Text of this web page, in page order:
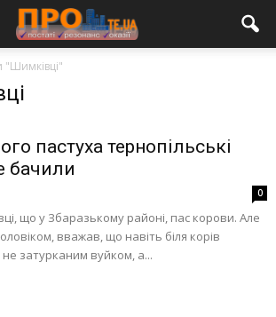
"Шимківці"
пастуха тернопільські
бачили
0
що у Збаразькому районі, пас корови. Але
вважав, що навіть біля корів
не затурканим вуйком, а...